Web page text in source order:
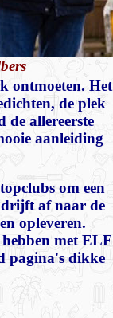
ontmoeten. Het
de plek
de allereerste
aanleiding
om een
drijft af naar de
opleveren.
met ELF
pagina's dikke